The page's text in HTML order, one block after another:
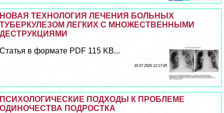
НОВАЯ ТЕХНОЛОГИЯ ЛЕЧЕНИЯ БОЛЬНЫХ
ТУБЕРКУЛЕЗОМ ЛЕГКИХ С МНОЖЕСТВЕННЫМИ
ДЕСТРУКЦИЯМИ
Статья в формате PDF 115 KB...
30 07 2026 12:17:45
ПСИХОЛОГИЧЕСКИЕ ПОДХОДЫ К ПРОБЛЕМЕ
ОДИНОЧЕСТВА ПОДРОСТКА